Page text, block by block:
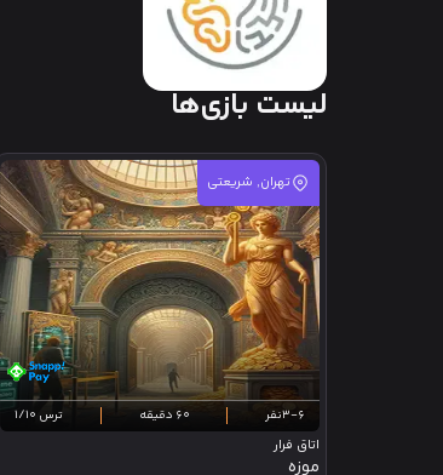
لیست بازی‌ها
تهران, شریعتی
3-6نفر 60 دقیقه ترس 1/10
اتاق فرار
موزه